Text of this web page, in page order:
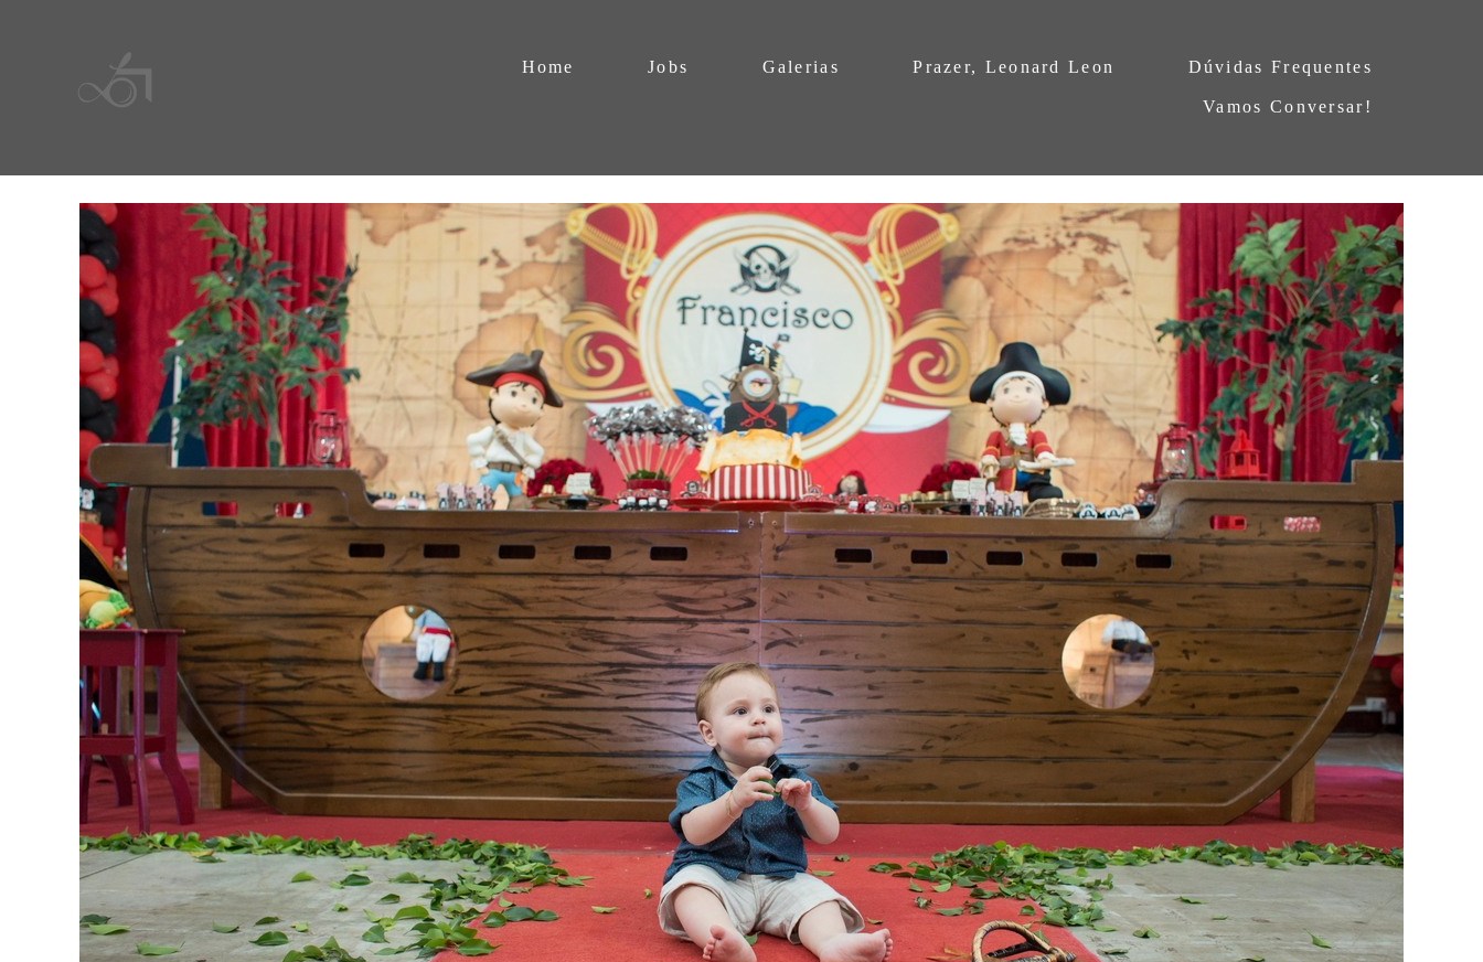
Home Jobs Galerias Prazer, Leonard Leon Dúvidas Frequentes
Vamos Conversar!